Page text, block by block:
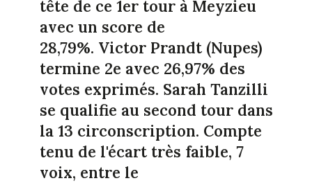
tête de ce 1er tour à Meyzieu
avec un score de
28,79%. Victor Prandt (Nupes)
termine 2e avec 26,97% des
votes exprimés. Sarah Tanzilli
se qualifie au second tour dans
la 13 circonscription. Compte
tenu de l'écart très faible, 7
voix, entre le